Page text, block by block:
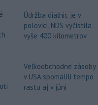
Údržba diaľnic je v
polovici, NDS vyčistila
vyše 400 kilometrov
Veľkoobchodné zásoby
v USA spomalili tempo
rastu aj v júni